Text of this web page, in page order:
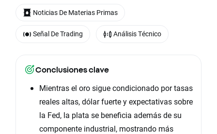
Conclusiones clave
Mientras el oro sigue condicionado por tasas
reales altas, dólar fuerte y expectativas sobre
la Fed, la plata se beneficia además de su
componente industrial, mostrando más
Noticias De Materias Primas
Señal De Trading Análisis Técnico